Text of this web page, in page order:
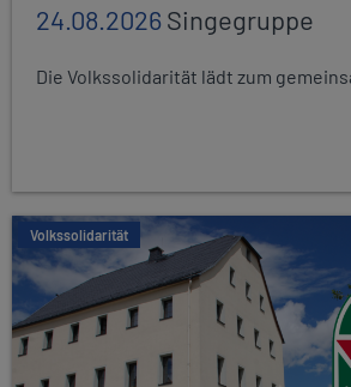
24.08.2026Singegruppe
Die Volkssolidarität lädt zum
Volkssolidarität